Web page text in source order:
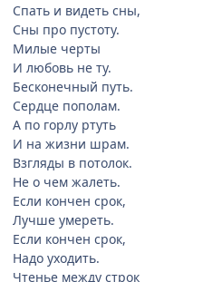
Спать и видеть сны,
Сны про пустоту.
Милые черты
И любовь не ту.
Бесконечный путь.
Сердце пополам.
А по горлу ртуть
И на жизни шрам.
Взгляды в потолок.
Не о чем жалеть.
Если кончен срок,
Лучше умереть.
Если кончен срок,
Надо уходить.
Чтенье между строк